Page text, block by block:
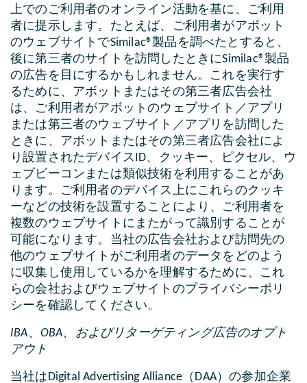
上でのご利用者のオンライン活動を基に、ご利用
者に提示します。たとえば、ご利用者がアボット
のウェブサイトでSimilac®製品を調べたとすると、
後に第三者のサイトを訪問したときにSimilac®製品
の広告を目にするかもしれません。これを実行す
るために、アボットまたはその第三者広告会社
は、ご利用者がアボットのウェブサイト／アプリ
または第三者のウェブサイト／アプリを訪問した
ときに、アボットまたはその第三者広告会社によ
り設置されたデバイスID、クッキー、ピクセル、ウ
ェブビーコンまたは類似技術を利用することがあ
ります。ご利用者のデバイス上にこれらのクッキ
ーなどの技術を設置することにより、ご利用者を
複数のウェブサイトにまたがって識別することが
可能になります。当社の広告会社および訪問先の
他のウェブサイトがご利用者のデータをどのよう
に収集し使用しているかを理解するために、これ
らの会社およびウェブサイトのプライバシーポリ
シーを確認してください。
IBA、OBA、およびリターゲティング広告のオプト
アウト
当社はDigital Advertising Alliance（DAA）の参加企業